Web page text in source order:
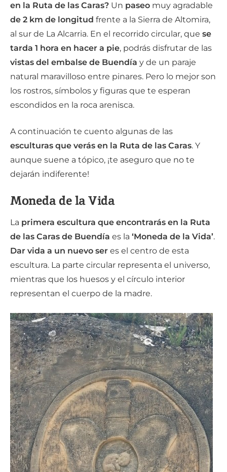
en la Ruta de las Caras? Un paseo muy agradable
de 2 km de longitud frente a la Sierra de Altomira,
al sur de La Alcarria. En el recorrido circular, que se
tarda 1 hora en hacer a pie, podrás disfrutar de las
vistas del embalse de Buendía y de un paraje
natural maravilloso entre pinares. Pero lo mejor son
los rostros, símbolos y figuras que te esperan
escondidos en la roca arenisca.
A continuación te cuento algunas de las
esculturas que verás en la Ruta de las Caras. Y
aunque suene a tópico, ¡te aseguro que no te
dejarán indiferente!
Moneda de la Vida
La primera escultura que encontrarás en la Ruta
de las Caras de Buendía es la ‘Moneda de la Vida’.
Dar vida a un nuevo ser es el centro de esta
escultura. La parte circular representa el universo,
mientras que los huesos y el círculo interior
representan el cuerpo de la madre.